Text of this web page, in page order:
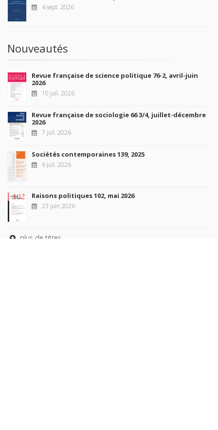
4 sept. 2026
Nouveautés
Revue française de science politique 76-2, avril-juin
2026
10 juil. 2026
Revue française de sociologie 66 3/4, juillet-décembre
2026
7 juil. 2026
Sociétés contemporaines 139, 2025
6 juil. 2026
Raisons politiques 102, mai 2026
23 juin 2026
plus de titres